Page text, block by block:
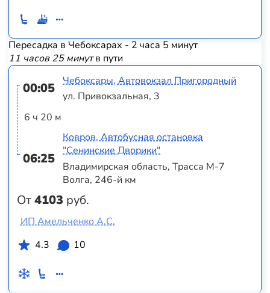
Пересадка в Чебоксарах - 2 часа 5 минут
11 часов 25 минутв пути
00:05
6 ч 20 м
06:25
От4103 руб.
Чебоксары, Автовокзал Пригородный
ул. Привокзальная, 3
Ковров, Автобусная остановка
"Сенинские Дворики"
Владимирская область, Трасса М-7
Волга, 246-й км
ИП Амельченко А.С.
4.3
10